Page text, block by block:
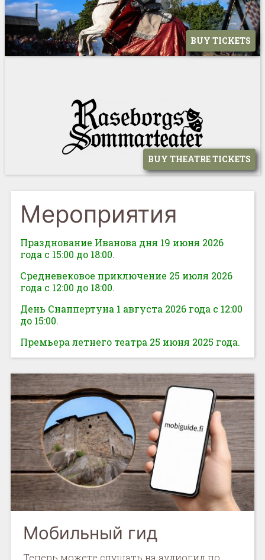
BUY TICKETS
BUY THEATRE TICKETS
Мероприятия
Празднование Иванова дня 19 июня 2026
года с 15:00 до 18:00.
Средневековое приключение 25 июля 2026
года с 12:00 до 18:00.
День Снаппертуна 1 августа 2026 года с 12:00
до 15:00.
Премьера летнего театра 25 июня 2025 года.
Мобильный гид
Теперь можете слушать на аудиогид по